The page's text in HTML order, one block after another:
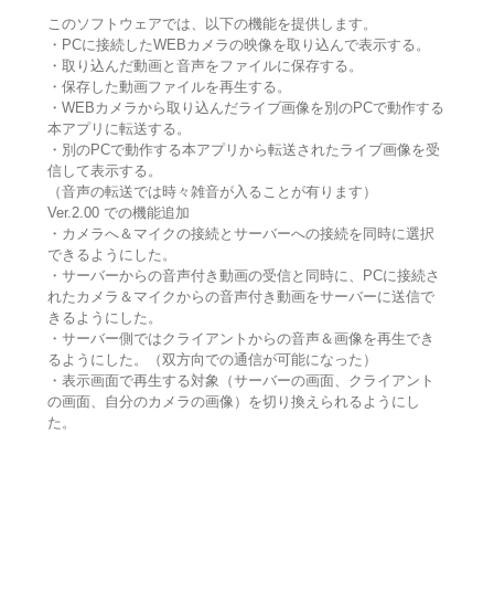
このソフトウェアでは、以下の機能を提供します。
・PCに接続したWEBカメラの映像を取り込んで表示する。
・取り込んだ動画と音声をファイルに保存する。
・保存した動画ファイルを再生する。
・WEBカメラから取り込んだライブ画像を別のPCで動作する
本アプリに転送する。
・別のPCで動作する本アプリから転送されたライブ画像を受
信して表示する。
（音声の転送では時々雑音が入ることが有ります）
Ver.2.00 での機能追加
・カメラへ＆マイクの接続とサーバーへの接続を同時に選択
できるようにした。
・サーバーからの音声付き動画の受信と同時に、PCに接続さ
れたカメラ＆マイクからの音声付き動画をサーバーに送信で
きるようにした。
・サーバー側ではクライアントからの音声＆画像を再生でき
るようにした。（双方向での通信が可能になった）
・表示画面で再生する対象（サーバーの画面、クライアント
の画面、自分のカメラの画像）を切り換えられるようにし
た。